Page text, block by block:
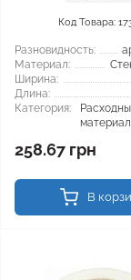
Код Товара:
Разновидность:
Материал:
Ширина:
Длина:
Категория:
258.67 грн
В